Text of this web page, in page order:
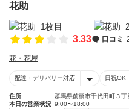
花助
3.33 口コミ
花・花屋
配達・デリバリー対応 日祝OK
住所
群馬県前橋市千代田町３
本日の営業状況 9:00〜18:00